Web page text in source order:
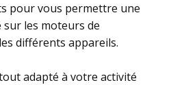
pour vous permettre une
les moteurs de
différents appareils.
adapté à votre activité